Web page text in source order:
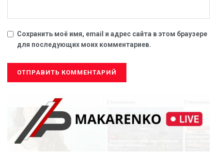
Сохранить моё имя, email и адрес сайта в этом браузере
для последующих моих комментариев.